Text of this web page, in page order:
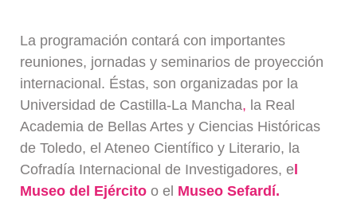
La programación contará con importantes
reuniones, jornadas y seminarios de proyección
internacional. Éstas, son organizadas por la
Universidad de Castilla-La Mancha, la Real
Academia de Bellas Artes y Ciencias Históricas
de Toledo, el Ateneo Científico y Literario, la
Cofradía Internacional de Investigadores, e
Museo del Ejército o el Museo Sefardí.